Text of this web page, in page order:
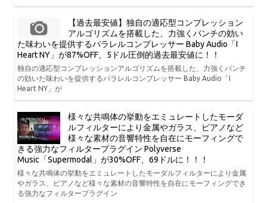
【過去最安値】独自の適応型コンプレッション
アルゴリズムを搭載した、力強くパンチの効い
た味わいを提供するパラレルコンプレッサー Baby Audio「I
Heart NY」が87%OFF、5ドル圧倒的過去最安値に！！
独自の適応型コンプレッションアルゴリズムを搭載した、力強くパンチ
の効いた味わいを提供するパラレルコンプレッサー Baby Audio「I
Heart NY」が
様々な共鳴体の挙動をエミュレートしたモーダ
ルフィルターにより金属やガラス、ピアノなど
様々な素材の音響特性を自在にモーフィングで
きる強力なフィルタープラグイン Polyverse
Music「Supermodal」が30%OFF、69ドルに！！！
様々な共鳴体の挙動をエミュレートしたモーダルフィルターにより金属
やガラス、ピアノなど様々な素材の音響特性を自在にモーフィングでき
る強力なフィルタープラグイン